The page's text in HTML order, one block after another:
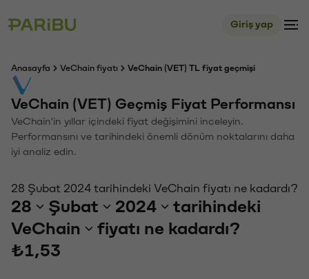
Giriş yap
Anasayfa VeChain fiyatı VeChain (VET) TL fiyat geçmişi
VeChain (VET) Geçmiş Fiyat Performansı
VeChain'in yıllar içindeki fiyat değişimini inceleyin.
Performansını ve tarihindeki önemli dönüm noktalarını daha
iyi analiz edin.
28 Şubat 2024 tarihindeki VeChain fiyatı ne kadardı?
28 Şubat 2024
tarihindeki
VeChain
fiyatı ne kadardı?
₺1,53